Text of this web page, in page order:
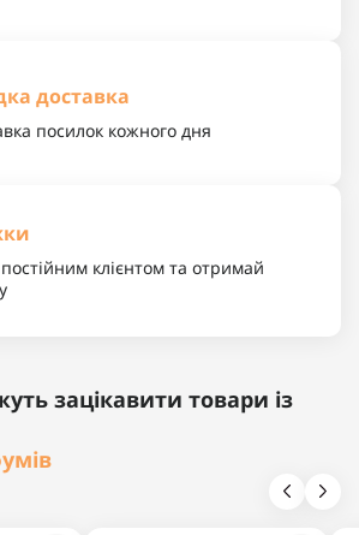
доставка
посилок кожного дня
клієнтом та отримай
зацікавити товари із